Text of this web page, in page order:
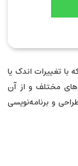
با تغییرات اندک یا
مختلف و از آن
و برنامه‌نویسی